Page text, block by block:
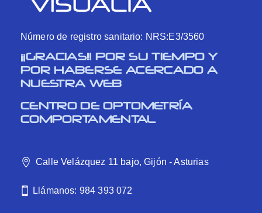
Número de registro sanitario: NRS:E3/3560
¡¡GRACIAS!! POR SU TIEMPO Y
POR HABERSE ACERCADO A
NUESTRA WEB
CENTRO DE OPTOMETRÍA
COMPORTAMENTAL
Calle Velázquez 11 bajo, Gijón - Asturias
Llámanos: 984 393 072